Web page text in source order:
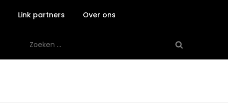
Link partners Over ons
naar: